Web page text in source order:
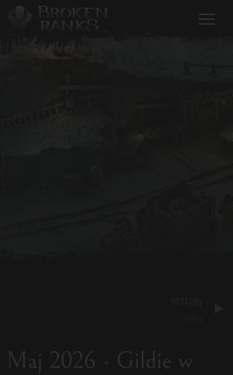
Maj 2026 - Gildie w